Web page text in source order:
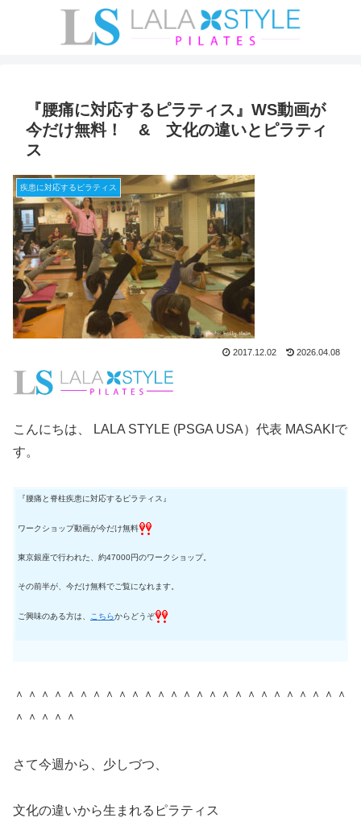
『腰痛に対応するピラティス』WS動画が
今だけ無料！ & 文化の違いとピラティ
ス
疾患に対応するピラティス
2017.12.02 2026.04.08
こんにちは、 LALA STYLE (PSGA USA）代表 MASAKIで
す。
『腰痛と脊柱疾患に対応するピラティス』
ワークショップ動画が今だけ無料
東京銀座で行われた、約47000円のワークショップ。
その前半が、今だけ無料でご覧になれます。
ご興味のある方は、 こちらからどうぞ
＾＾＾＾＾＾＾＾＾＾＾＾＾＾＾＾＾＾＾＾＾＾＾＾＾＾
＾＾＾＾＾
さて今週から、少しづつ、
文化の違いから生まれるピラティス